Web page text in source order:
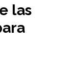
las